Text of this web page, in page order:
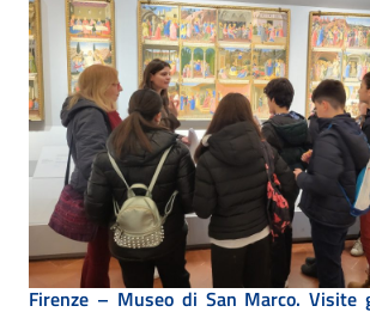
Firenze – Museo di San Marco. Visite